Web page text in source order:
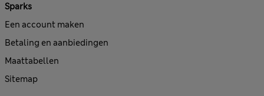
Sparks
Een account maken
Betaling en aanbiedingen
Maattabellen
Sitemap